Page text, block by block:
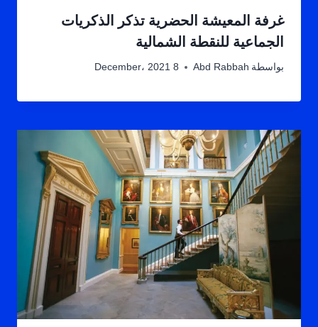
غرفة المعيشة الحضرية تذكر الذكريات
الجماعية للنقطة الشمالية
بواسطة Abd Rabbah 8 December، 2021